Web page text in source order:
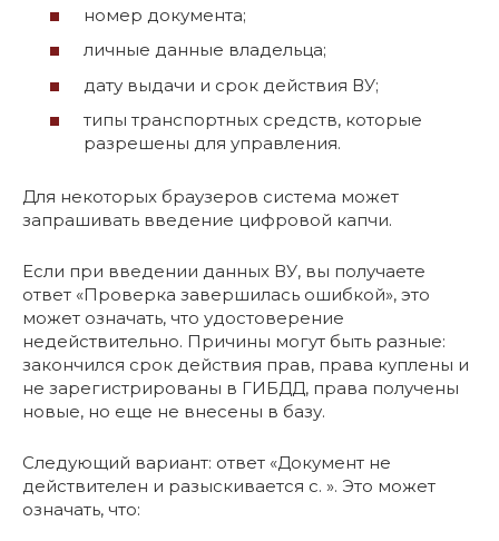
номер документа;
личные данные владельца;
дату выдачи и срок действия ВУ;
типы транспортных средств, которые
разрешены для управления.
Для некоторых браузеров система может
запрашивать введение цифровой капчи.
Если при введении данных ВУ, вы получаете
ответ «Проверка завершилась ошибкой», это
может означать, что удостоверение
недействительно. Причины могут быть разные:
закончился срок действия прав, права куплены и
не зарегистрированы в ГИБДД, права получены
новые, но еще не внесены в базу.
Следующий вариант: ответ «Документ не
действителен и разыскивается с. ». Это может
означать, что: